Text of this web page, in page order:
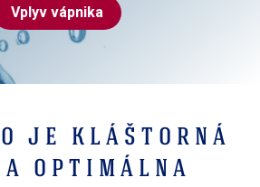
Vplyv vápnika
JE KLÁŠTORNÁ
OPTIMÁLNA